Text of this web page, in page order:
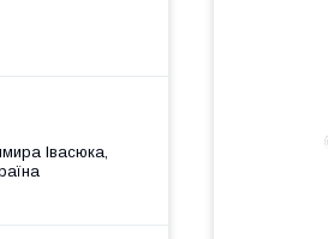
Івасюка,